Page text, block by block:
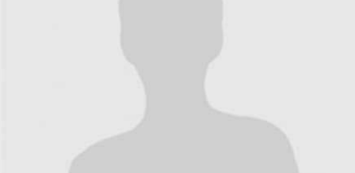
加盟・登録
エントリー
JBCF ROAD SERIESとは